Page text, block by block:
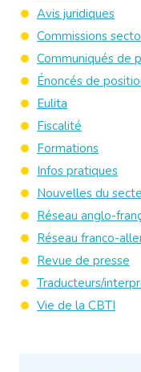
Avis juridiques
Commissions
Communiqués de
Énoncés de
Eulita
Fiscalité
Formations
Infos pratiques
Nouvelles du
Réseau anglo-
Réseau franco-
Revue de presse
Traducteurs/
Vie de la CBTI